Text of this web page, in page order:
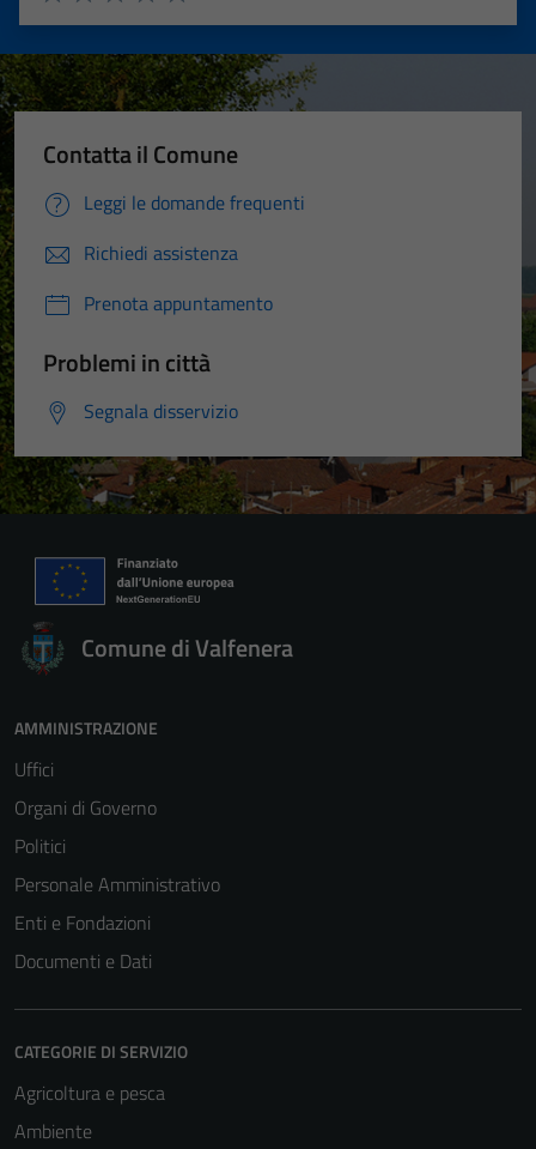
Valuta 5 stelle su 5
Valuta 4 stelle su 5
Valuta 3 stelle su 5
Valuta 2 stelle su 5
Valuta 1 stelle su 5
Contatta il Comune
Leggi le domande frequenti
Richiedi assistenza
Prenota appuntamento
Problemi in città
Segnala disservizio
Comune di Valfenera
AMMINISTRAZIONE
Uffici
Organi di Governo
Politici
Personale Amministrativo
Enti e Fondazioni
Documenti e Dati
CATEGORIE DI SERVIZIO
Agricoltura e pesca
Ambiente